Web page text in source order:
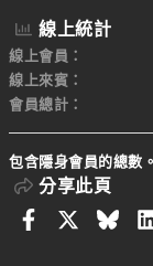
線上統計
線上會員
線上來賓
會員總計
包含隱身會員的總數。
分享此頁
Facebook